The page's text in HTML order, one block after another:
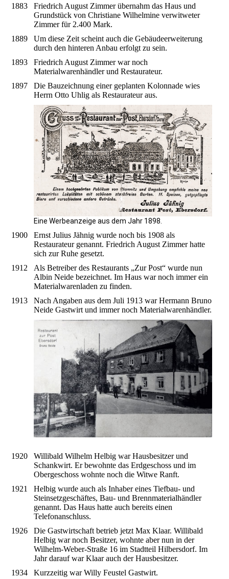
1883
Friedrich August Zimmer übernahm das Haus und
Grundstück von Christiane Wilhelmine verwitweter
Zimmer für 2.400 Mark.
1889
Um diese Zeit scheint auch die Gebäudeerweiterung
durch den hinteren Anbau erfolgt zu sein.
1893
Friedrich August Zimmer war noch
Materialwarenhändler und Restaurateur.
1897
Die Bauzeichnung einer geplanten Kolonnade wies
Herrn Otto Uhlig als Restaurateur aus.
Eine Werbeanzeige aus dem Jahr 1898.
1900
Ernst Julius Jähnig wurde noch bis 1908 als
Restaurateur genannt. Friedrich August Zimmer hatte
sich zur Ruhe gesetzt.
1912
Als Betreiber des Restaurants „Zur Post“ wurde nun
Albin Neide bezeichnet. Im Haus war noch immer ein
Materialwarenladen zu finden.
1913
Nach Angaben aus dem Juli 1913 war Hermann Bruno
Neide Gastwirt und immer noch Materialwarenhändler.
1920
Willibald Wilhelm Helbig war Hausbesitzer und
Schankwirt. Er bewohnte das Erdgeschoss und im
Obergeschoss wohnte noch die Witwe Ranft.
1921
Helbig wurde auch als Inhaber eines Tiefbau- und
Steinsetzgeschäftes, Bau- und Brennmaterialhändler
genannt. Das Haus hatte auch bereits einen
Telefonanschluss.
1926
Die Gastwirtschaft betrieb jetzt Max Klaar. Willibald
Helbig war noch Besitzer, wohnte aber nun in der
Wilhelm-Weber-Straße 16 im Stadtteil Hilbersdorf. Im
Jahr darauf war Klaar auch der Hausbesitzer.
1934
Kurzzeitig war Willy Feustel Gastwirt.